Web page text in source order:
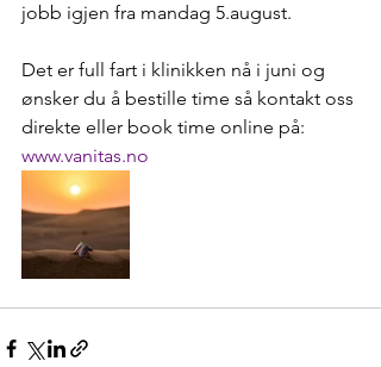
jobb igjen fra mandag 5.august.
Det er full fart i klinikken nå i juni og
ønsker du å bestille time så kontakt oss
direkte eller book time online på:
www.vanitas.no